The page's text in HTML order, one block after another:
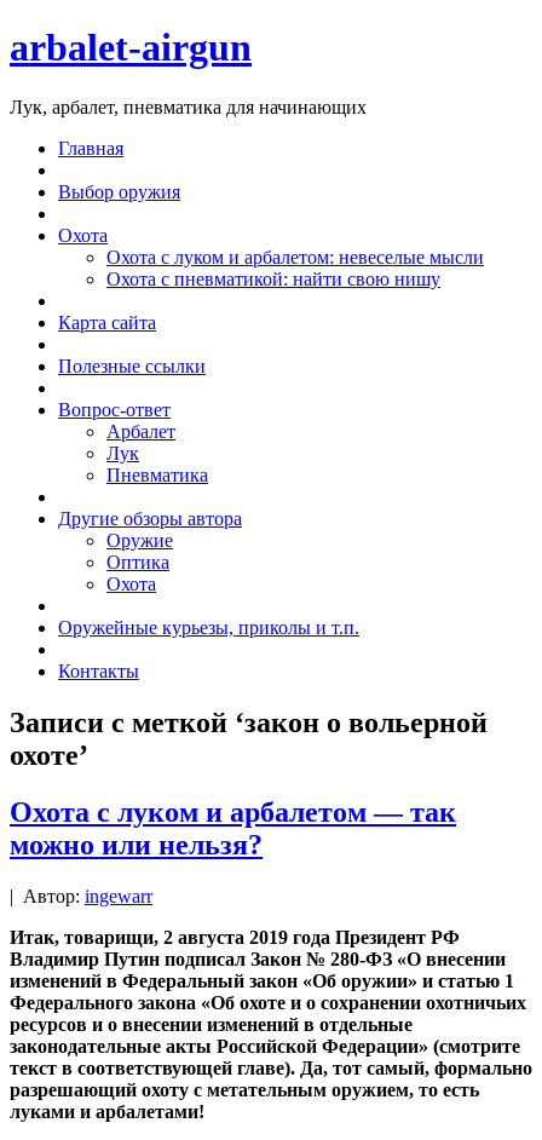
arbalet-airgun
Лук, арбалет, пневматика для начинающих
Главная
Выбор оружия
Охота
Охота с луком и арбалетом: невеселые мысли
Охота с пневматикой: найти свою нишу
Карта сайта
Полезные ссылки
Вопрос-ответ
Арбалет
Лук
Пневматика
Другие обзоры автора
Оружие
Оптика
Охота
Оружейные курьезы, приколы и т.п.
Контакты
Записи с меткой ‘закон о вольерной
охоте’
Охота с луком и арбалетом — так
можно или нельзя?
| Автор: ingewarr
Итак, товарищи, 2 августа 2019 года Президент РФ
Владимир Путин подписал Закон № 280-ФЗ «О внесении
изменений в Федеральный закон «Об оружии» и статью 1
Федерального закона «Об охоте и о сохранении охотничьих
ресурсов и о внесении изменений в отдельные
законодательные акты Российской Федерации» (смотрите
текст в соответствующей главе). Да, тот самый, формально
разрешающий охоту с метательным оружием, то есть
луками и арбалетами!